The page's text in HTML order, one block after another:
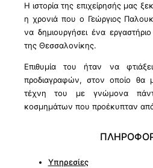
Η ιστορία της επιχείρησής μας
η χρονιά που ο Γεώργιος
να δημιουργήσει ένα
της Θεσσαλονίκης.
Επιθυμία του ήταν να
προδιαγραφών, στον οποίο θα
τέχνη του με γνώμονα
κοσμημάτων που προέκυπταν
Υπηρεσίες